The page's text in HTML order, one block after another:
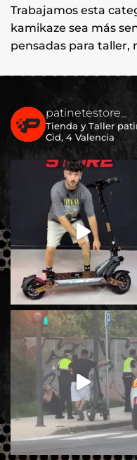
Trabajamos esta
kamikaze sea más
pensadas para taller,
patinetestore_
Tienda y Taller
Cid, 4 Valencia